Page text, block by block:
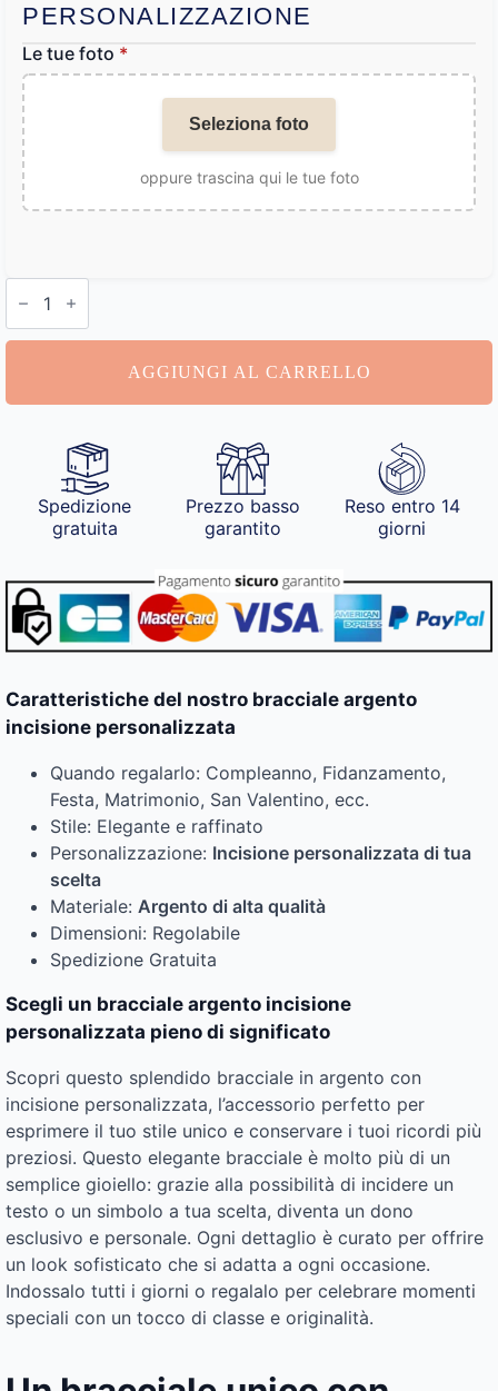
PERSONALIZZAZIONE
Le tue foto *
Seleziona foto
oppure trascina qui le tue foto
Bracciale
Argento
Personalizzata
AGGIUNGI AL CARRELLO
Spedizione
gratuita
Prezzo basso
garantito
Reso entro 14
giorni
Caratteristiche del nostro bracciale argento
incisione personalizzata
Quando regalarlo: Compleanno, Fidanzamento,
Festa, Matrimonio, San Valentino, ecc.
Stile: Elegante e raffinato
Personalizzazione: Incisione personalizzata di tua
scelta
Materiale: Argento di alta qualità
Dimensioni: Regolabile
Spedizione Gratuita
Scegli un bracciale argento incisione
personalizzata pieno di significato
Scopri questo splendido bracciale in argento con
incisione personalizzata, l’accessorio perfetto per
esprimere il tuo stile unico e conservare i tuoi ricordi più
preziosi. Questo elegante bracciale è molto più di un
semplice gioiello: grazie alla possibilità di incidere un
testo o un simbolo a tua scelta, diventa un dono
esclusivo e personale. Ogni dettaglio è curato per offrire
un look sofisticato che si adatta a ogni occasione.
Indossalo tutti i giorni o regalalo per celebrare momenti
speciali con un tocco di classe e originalità.